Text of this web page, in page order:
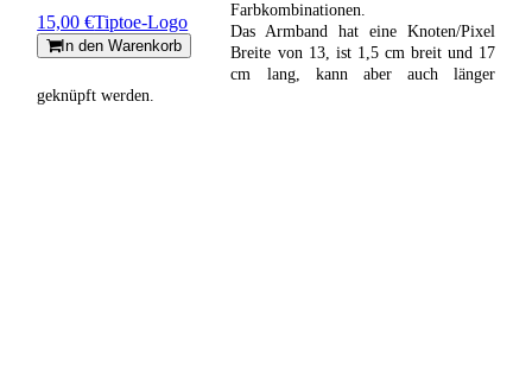
15,00 €Tiptoe-Logo
In den Warenkorb
Farbkombinationen.
Das Armband hat eine Knoten/Pixel
Breite von 13, ist 1,5 cm breit und 17
cm lang, kann aber auch länger
geknüpft werden.